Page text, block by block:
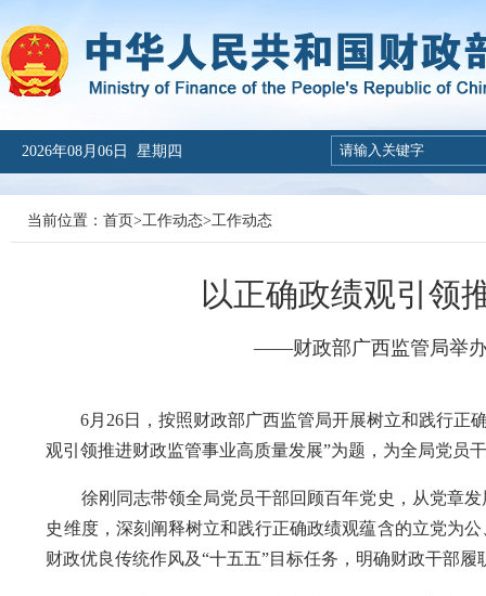
2026年08月06日 星期四
当前位置： 首页>工作动态>工作动态
以正确政绩观引领
——财政部广西监管局举
6月26日，按照财政部广西监管局开展树立和践行正
观引领推进财政监管事业高质量发展”为题，为全局党员
徐刚同志带领全局党员干部回顾百年党史，从党章发
史维度，深刻阐释树立和践行正确政绩观蕴含的立党为
财政优良传统作风及“十五五”目标任务，明确财政干部